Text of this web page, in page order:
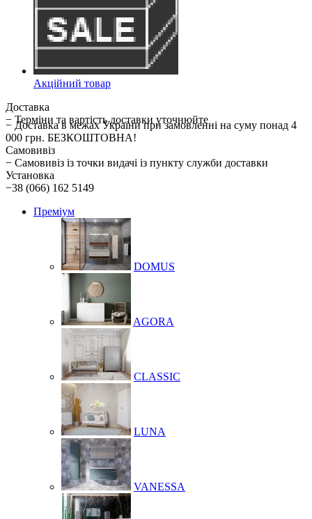
Акційний товар
Доставка
− Терміни та вартість доставки уточнюйте
− Доставка в межах України при замовленні на суму понад 4
000 грн. БЕЗКОШТОВНА!
Самовивіз
− Самовивіз із точки видачі із пункту служби доставки
Установка
−38 (066) 162 5149
Преміум
DOMUS
AGORA
CLASSIC
LUNA
VANESSA